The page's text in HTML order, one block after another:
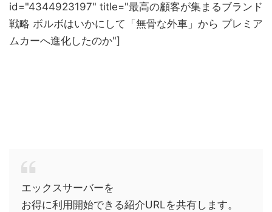
id="4344923197" title="最高の顧客が集まるブランド
戦略 ボルボはいかにして「無骨な外車」から プレミア
ムカーへ進化したのか"]
エックスサーバーを
お得に利用開始できる紹介URLを共有します。